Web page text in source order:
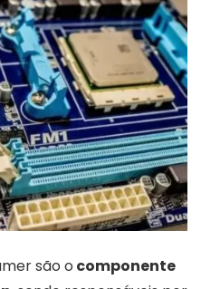
são o componente